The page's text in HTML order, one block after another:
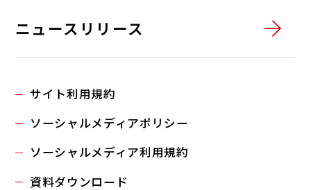
全農エネルギー株式会社
02
全農東北エネルギー株式会社
株式会社JAエネルギー千葉
04
全農東日本エネルギー株式会社
05
全農関西エネルギー株式会社
全農西日本エネルギー株式会社
ニュースリリース
サイト利用規約
ソーシャルメディアポリシー
ソーシャルメディア利用規約
資料ダウンロード